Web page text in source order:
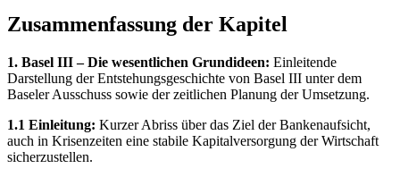
Zusammenfassung der Kapitel
1. Basel III – Die wesentlichen Grundideen: Einleitende
Darstellung der Entstehungsgeschichte von Basel III unter dem
Baseler Ausschuss sowie der zeitlichen Planung der Umsetzung.
1.1 Einleitung: Kurzer Abriss über das Ziel der Bankenaufsicht,
auch in Krisenzeiten eine stabile Kapitalversorgung der Wirtschaft
sicherzustellen.